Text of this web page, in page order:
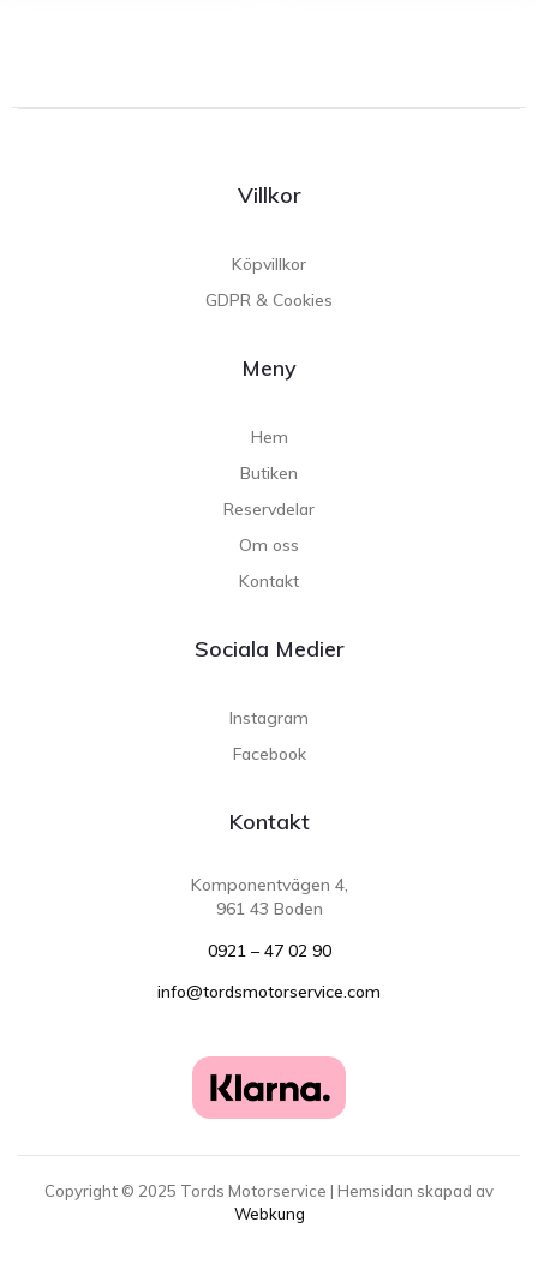
Villkor
Köpvillkor
GDPR & Cookies
Meny
Hem
Butiken
Reservdelar
Om oss
Kontakt
Sociala Medier
Instagram
Facebook
Kontakt
Komponentvägen 4,
961 43 Boden
0921 – 47 02 90
info@tordsmotorservice.com
Copyright © 2025 Tords Motorservice | Hemsidan skapad av
Webkung